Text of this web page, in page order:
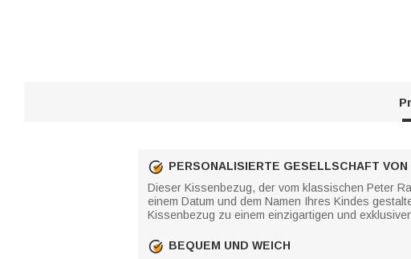
PERSONALISIERTE GESELLSCHAFT
Dieser Kissenbezug, der vom klassischen Peter
einem Datum und dem Namen Ihres Kindes
Kissenbezug zu einem einzigartigen und
BEQUEM UND WEICH